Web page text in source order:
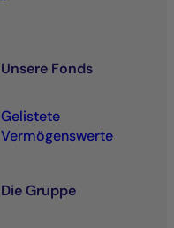
Unsere Fonds
Gelistete
Vermögenswerte
Die Gruppe